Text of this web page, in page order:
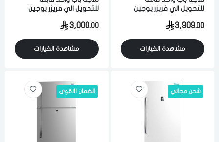
للتحويل الي فريزر يوجين
ابيض3,909.00
مشاهدة الخيارات
للتحويل الي فريزر يوجين
ابيض3,000.00
مشاهدة الخيارات
شحن مجاني الضمان الاقوى